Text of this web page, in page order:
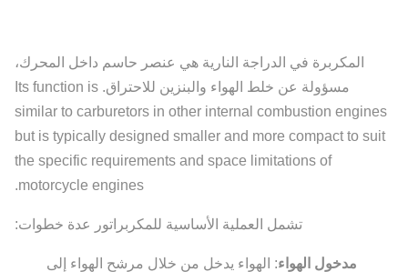
المكربرة في الدراجة النارية هي عنصر حاسم داخل المحرك،
مسؤولة عن خلط الهواء والبنزين للاحتراق. Its function is
similar to carburetors in other internal combustion engines
but is typically designed smaller and more compact to suit
the specific requirements and space limitations of
motorcycle engines.
تشمل العملية الأساسية للمكربراتور عدة خطوات:
مدخول الهواء: الهواء يدخل من خلال مرشح الهواء إلى